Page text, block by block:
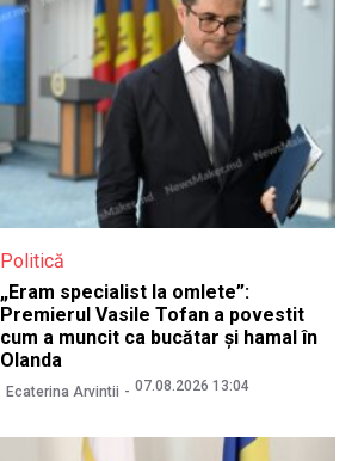
Politică
„Eram specialist la omlete”:
Premierul Vasile Tofan a povestit
cum a muncit ca bucătar și hamal în
Olanda
Ecaterina Arvintii 07.08.2026 13:04